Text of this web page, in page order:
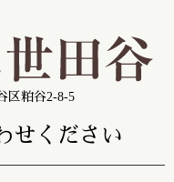
区粕谷2-8-5
せください